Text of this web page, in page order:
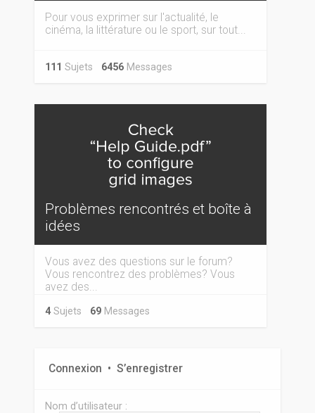
Pour vous exprimer sur l'actualité, le
cinéma, la littérature ou le sport, sur tout...
111 Sujets 6456Messages
Problèmes rencontrés et boîte à
idées
Vous avez des questions sur le forum?
Vous rencontrez des problèmes? Vous
avez des...
4Sujets 69Messages
Connexion • S’enregistrer
Nom d’utilisateur :